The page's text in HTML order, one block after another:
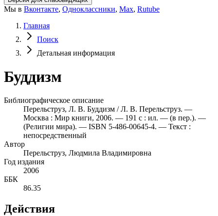
Мы в Вконтакте, Одноклассники, Max, Rutube
Главная
Поиск
Детальная информация
Буддизм
Библиографическое описание
Перельструз, Л. В. Буддизм / Л. В. Перельструз. —
Москва : Мир книги, 2006. — 191 с : ил. — (в пер.). —
(Религии мира). — ISBN 5-486-00645-4. — Текст :
непосредственный
Автор
Перельструз, Людмила Владимировна
Год издания
2006
ББК
86.35
Действия